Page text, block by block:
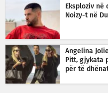
Eksploziv
Noizy-t në
Angelina
Pitt, gjykata
për të